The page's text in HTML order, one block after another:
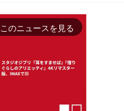
このニュースを見る